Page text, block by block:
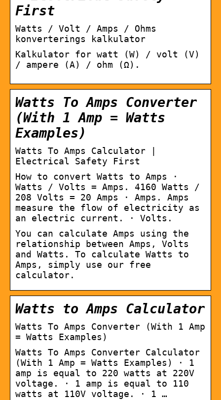
First
Watts / Volt / Amps / Ohms
konverterings kalkulator
Kalkulator for watt (W) / volt (V)
/ ampere (A) / ohm (Ω).
Watts To Amps Converter
(With 1 Amp = Watts
Examples)
Watts To Amps Calculator |
Electrical Safety First
How to convert Watts to Amps ·
Watts / Volts = Amps. 4160 Watts /
208 Volts = 20 Amps · Amps. Amps
measure the flow of electricity as
an electric current. · Volts.
You can calculate Amps using the
relationship between Amps, Volts
and Watts. To calculate Watts to
Amps, simply use our free
calculator.
Watts to Amps Calculator
Watts To Amps Converter (With 1 Amp
= Watts Examples)
Watts To Amps Converter Calculator
(With 1 Amp = Watts Examples) · 1
amp is equal to 220 watts at 220V
voltage. · 1 amp is equal to 110
watts at 110V voltage. · 1 …